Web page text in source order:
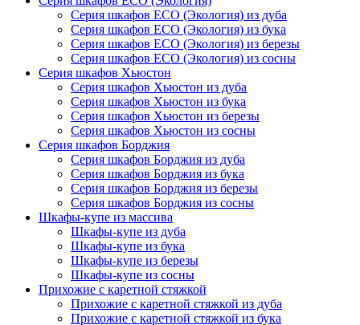
Серия шкафов ECO (Экология) из дуба
Серия шкафов ECO (Экология) из бука
Серия шкафов ECO (Экология) из березы
Серия шкафов ECO (Экология) из сосны
Серия шкафов Хьюстон
Серия шкафов Хьюстон из дуба
Серия шкафов Хьюстон из бука
Серия шкафов Хьюстон из березы
Серия шкафов Хьюстон из сосны
Серия шкафов Борджия
Серия шкафов Борджия из дуба
Серия шкафов Борджия из бука
Серия шкафов Борджия из березы
Серия шкафов Борджия из сосны
Шкафы-купе из массива
Шкафы-купе из дуба
Шкафы-купе из бука
Шкафы-купе из березы
Шкафы-купе из сосны
Прихожие с каретной стяжкой
Прихожие с каретной стяжкой из дуба
Прихожие с каретной стяжкой из бука